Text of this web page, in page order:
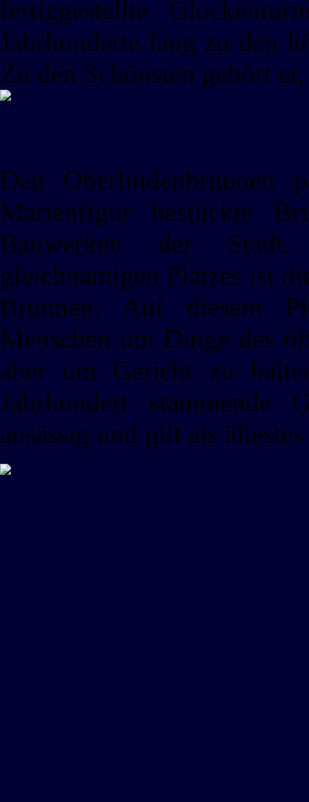
fertiggestellte
Jahrhunderte lang zu den
Zu den Schönsten gehört
Den
Marienfigur bestückte
Bauwerken der Stadt.
gleichnamigen Platzes ist
Brunnen. Auf diesem
Menschen um Dinge des
aber um Gericht zu
Jahrhundert stammende
ansässig und gilt als